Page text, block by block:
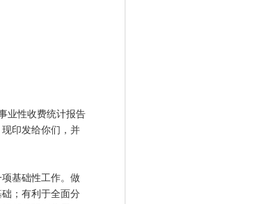
业性收费统计报告
印发给你们，并
基础性工作。做
；有利于全面分